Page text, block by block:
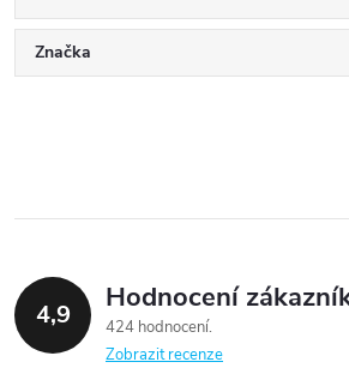
Značka
4,9 Hodnocení
424 hodnocení
Zobrazit recenze